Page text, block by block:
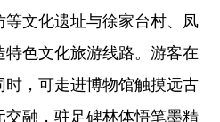
文化遗址与徐家台村、凤
色文化旅游线路。游客在
，可走进博物馆触摸远古
融，驻足碑林体悟笔墨精